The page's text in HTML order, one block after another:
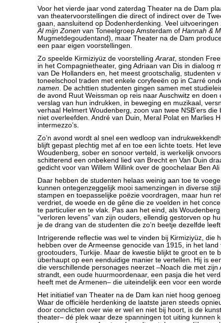
Voor het vierde jaar vond zaterdag Theater na de Dam
van theatervoorstellingen die direct of indirect over de
gaan, aansluitend op Dodenherdenking. Veel
Al mijn Zonen van Toneelgroep Amsterdam of Hannah &
Mugmetdegoudentand), maar Theater na de Dam
een paar eigen voorstellingen.
Zo speelde Kirmiziyüz de voorstellingArarat, stonden
in het Compagnietheater, ging Adriaan van Dis in dialoog
van De Hollanders en, het meest grootschalig, studenten
toneelschool traden met enkele coryfeeën op in Carré
namen. De achttien studenten gingen samen met
de avond Ruut Weissman op reis naar Auschwitz en doen
verslag van hun indrukken, in beweging en muzikaal,
verhaal Helmert Woudenberg, zoon van twee NSB’ers die
niet overleefden. André van Duin, Meral Polat en Marlies
intermezzo’s.
Zo’n avond wordt al snel een wedloop van
blijft gepast plechtig met af en toe een lichte toets. Het
Woudenberg, sober en sonoor verteld, is werkelijk
schitterend een onbekend lied van Brecht en Van Duin
gedicht voor van Willem Willink over de goochelaar Ben Ali
Daar hebben de studenten helaas weinig aan toe te
kunnen ontegenzeggelijk mooi samenzingen in diverse
stampen en toepasselijke poëzie voordragen, maar hun
verdriet, de woede en de gêne die ze voelden in het
te particulier en te vlak. Pas aan het eind, als
“verloren levens” van zijn ouders, ellendig gestorven op
je de drang van de studenten die zo’n beetje dezelfde
Intrigerende reflectie was wel te vinden bij Kirmiziyüz, die
hebben over de Armeense genocide van 1915, in het land
grootouders, Turkije. Maar de kwestie blijkt te groot en te
überhaupt op een eenduidige manier te vertellen. Hij is
die verschillende personages neerzet –Noach die met zijn
strandt, een oude huurmoordenaar, een pasja die het
heeft met de Armenen– die uiteindelijk een voor een
Het initiatief van Theater na de Dam kan niet hoog
Waar de officiële herdenking de laatste jaren steeds
door conclicten over wie er wel en niet bij hoort, is de
theater– dé plek waar deze spanningen tot uiting kunnen